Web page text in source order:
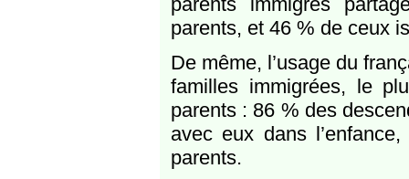
parents, et 46 % de ceux
De même, l’usage du
familles immigrées, le
parents : 86 % des
avec eux dans
parents.